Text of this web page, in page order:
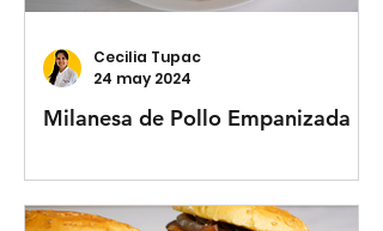
Milanesa de Pollo Empanizada
Cecilia Tupac
24 may 2024